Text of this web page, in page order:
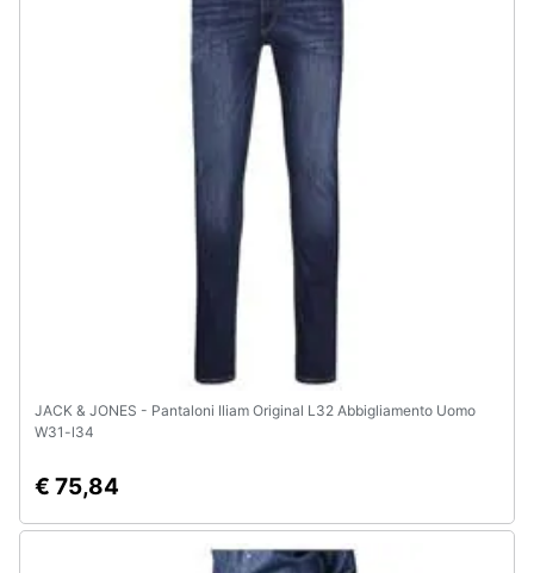
JACK & JONES - Pantaloni Iliam Original L32 Abbigliamento Uomo
W31-l34
€ 75,84